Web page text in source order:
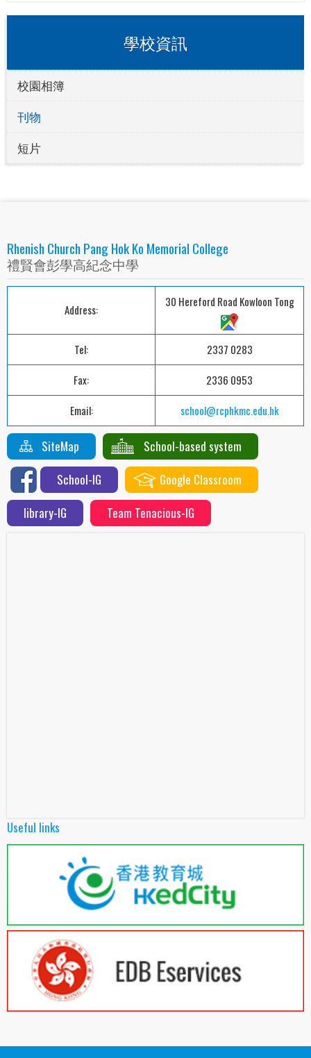
學校資訊
校園相簿
刊物
短片
Rhenish Church Pang Hok Ko Memorial College
禮賢會彭學高紀念中學
Address:
30 Hereford Road Kowloon Tong
Tel:
2337 0283
Fax:
2336 0953
Email:
school@rcphkmc.edu.hk
SiteMap
School-based system
School-IG
Google Classroom
library-IG
Team Tenacious-IG
Useful links